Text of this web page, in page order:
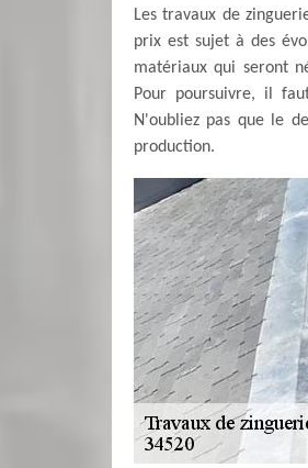
Les travaux de
prix est sujet à des
matériaux qui seront
Pour poursuivre, il
N'oubliez pas que le
production.